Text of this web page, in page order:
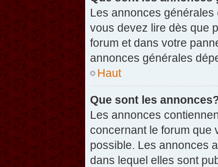
Les annonces
vous devez lire dès que
forum et dans votre
annonces générales
Haut
Que sont les
Les annonces
concernant le forum que
possible. Les annonces
dans lequel elles sont